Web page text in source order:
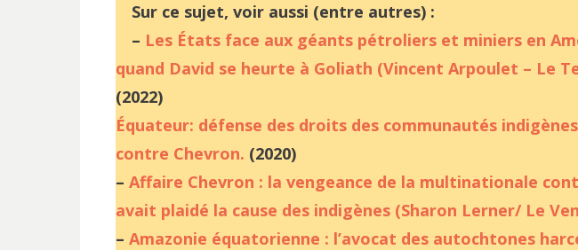
Sur ce sujet, voir aussi (entre autres) :
– Les États face aux géants pétroliers et miniers en
quand David se heurte à Goliath (Vincent Arpoulet – Le
(2022)
Équateur: défense des droits des communautés
contre Chevron. (2020)
– Affaire Chevron : la vengeance de la multinationale
avait plaidé la cause des indigènes (Sharon Lerner/ Le
– Amazonie équatorienne : l’avocat des autochtones